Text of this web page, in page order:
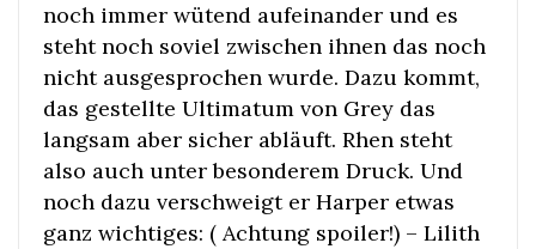
noch immer wütend aufeinander und es
steht noch soviel zwischen ihnen das noch
nicht ausgesprochen wurde. Dazu kommt,
das gestellte Ultimatum von Grey das
langsam aber sicher abläuft. Rhen steht
also auch unter besonderem Druck. Und
noch dazu verschweigt er Harper etwas
ganz wichtiges: ( Achtung spoiler!) – Lilith